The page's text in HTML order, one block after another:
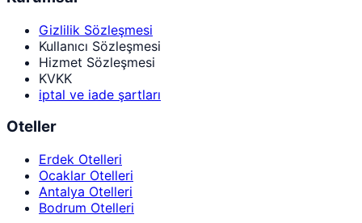
Gizlilik Sözleşmesi
Kullanıcı Sözleşmesi
Hizmet Sözleşmesi
KVKK
iptal ve iade şartları
Oteller
Erdek Otelleri
Ocaklar Otelleri
Antalya Otelleri
Bodrum Otelleri